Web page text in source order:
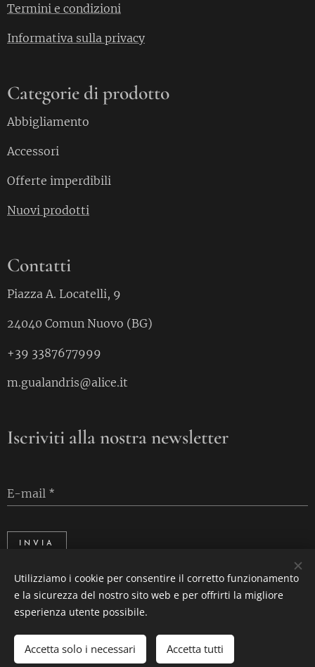
AGGIUNGI AL CARRELLO
Termini e condizioni
Informativa sulla privacy
Categorie di prodotto
Abbigliamento
Accessori
Offerte imperdibili
Nuovi prodotti
Contatti
Piazza A. Locatelli, 9
24040 Comun Nuovo (BG)
+39 3387677999
m.gualandris@alice.it
Iscriviti alla nostra newsletter
E-mail
INVIA
Utilizziamo i cookie per consentire il corretto funzionamento
e la sicurezza del nostro sito web e per offrirti la migliore
esperienza utente possibile.
Accetta solo i necessari Accetta tutti